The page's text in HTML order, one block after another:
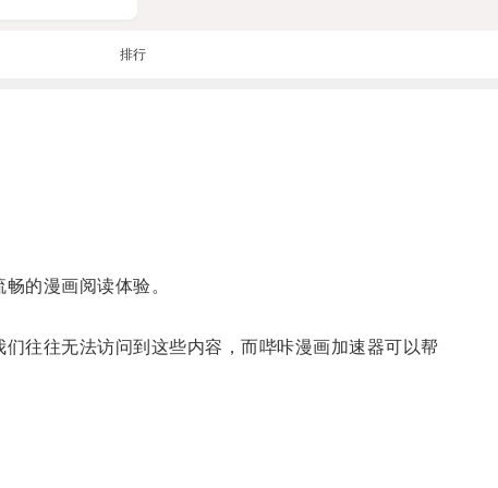
排行
的漫画阅读体验。
往往无法访问到这些内容，而哔咔漫画加速器可以帮